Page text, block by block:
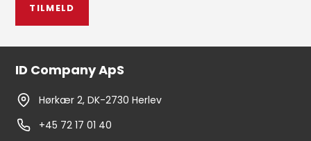
TILMELD
ID Company ApS
Hørkær 2, DK-2730 Herlev
+45 72 17 01 40